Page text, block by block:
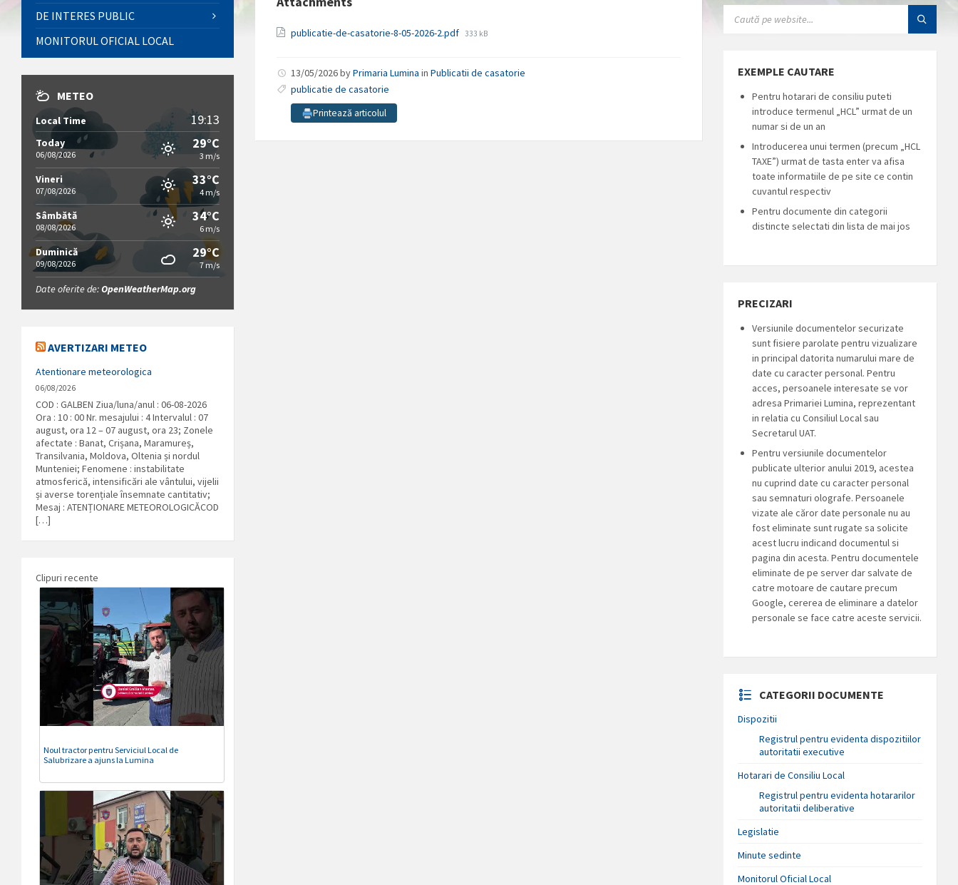
publicatie-de-casatorie-8-05-2026-2.pdf File
333 kB
13/05/2026byPrimaria Lumina inPublicatii de casatorie
publicatie de casatorie
Printează articolul
DE INTERES PUBLIC
MONITORUL OFICIAL LOCAL
METEO
Local Time 19:13
Today
06/08/2026
29°C
3 m/s
Vineri
07/08/2026
33°C
4 m/s
Sâmbătă
08/08/2026
34°C
6 m/s
Duminică
09/08/2026
29°C
7 m/s
Date oferite de:OpenWeatherMap.org
AVERTIZARI METEO
Atentionare meteorologica
06/08/2026
COD : GALBEN Ziua/luna/anul : 06-08-2026
Ora : 10 : 00 Nr. mesajului : 4 Intervalul : 07
august, ora 12 – 07 august, ora 23; Zonele
afectate : Banat, Crișana, Maramureș,
Transilvania, Moldova, Oltenia și nordul
Munteniei; Fenomene : instabilitate
atmosferică, intensificări ale vântului, vijelii
și averse torențiale însemnate cantitativ;
Mesaj : ATENȚIONARE METEOROLOGICĂCOD
[…]
Clipuri recente
Noul tractor pentru Serviciul Local de
Salubrizare a ajuns la Lumina
EXEMPLE CAUTARE
Pentru hotarari de consiliu puteti
introduce termenul „HCL” urmat de un
numar si de un an
Introducerea unui termen (precum „HCL
TAXE”) urmat de tasta enter va afisa
toate informatiile de pe site ce contin
cuvantul respectiv
Pentru documente din categorii
distincte selectati din lista de mai jos
PRECIZARI
Versiunile documentelor securizate
sunt fisiere parolate pentru vizualizare
in principal datorita numarului mare de
date cu caracter personal. Pentru
acces, persoanele interesate se vor
adresa Primariei Lumina, reprezentant
in relatia cu Consiliul Local sau
Secretarul UAT.
Pentru versiunile documentelor
publicate ulterior anului 2019, acestea
nu cuprind date cu caracter personal
sau semnaturi olografe. Persoanele
vizate ale căror date personale nu au
fost eliminate sunt rugate sa solicite
acest lucru indicand documentul si
pagina din acesta. Pentru documentele
eliminate de pe server dar salvate de
catre motoare de cautare precum
Google, cererea de eliminare a datelor
personale se face catre aceste servicii.
CATEGORII DOCUMENTE
Dispozitii
Registrul pentru evidenta dispozitiilor
autoritatii executive
Hotarari de Consiliu Local
Registrul pentru evidenta hotararilor
autoritatii deliberative
Legislatie
Minute sedinte
Monitorul Oficial Local